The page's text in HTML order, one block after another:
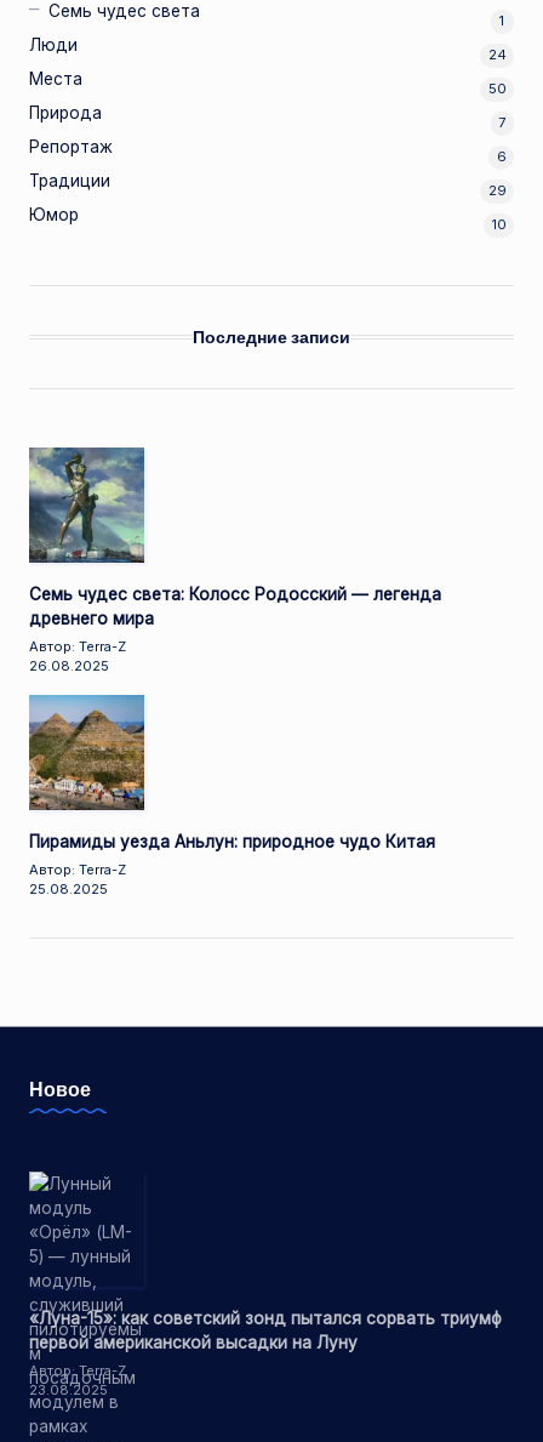
Семь чудес света
1
Люди
24
Места
50
Природа
7
Репортаж
6
Традиции
29
Юмор
10
Последние записи
Семь чудес света: Колосс Родосский — легенда
древнего мира
Автор: Terra-Z
26.08.2025
Пирамиды уезда Аньлун: природное чудо Китая
Автор: Terra-Z
25.08.2025
Новое
«Луна-15»: как советский зонд пытался сорвать триумф
первой американской высадки на Луну
Автор: Terra-Z
23.08.2025